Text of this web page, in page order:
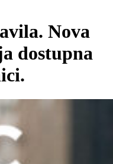
Nova
dostupna